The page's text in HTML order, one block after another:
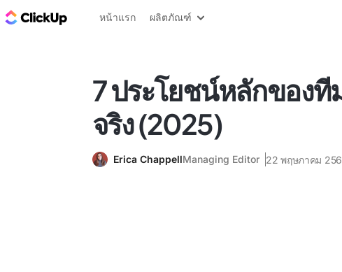
บล็อก ClickUp
หน้าแรก ผลิตภัณฑ์
7 ประโยชน์หลักของที
จริง (2025)
Erica ChappellManaging Editor 22 พฤษภาคม